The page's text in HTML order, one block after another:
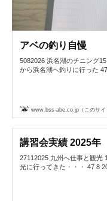
アベの釣り自慢
5082026 浜名湖のチニング
から浜名湖へ釣りに行った
www.bss-abe.co.jp（このサイ
講習会実績 2025年
27112025 九州へ仕事と観光
光に行ってきた・・・ 47 8